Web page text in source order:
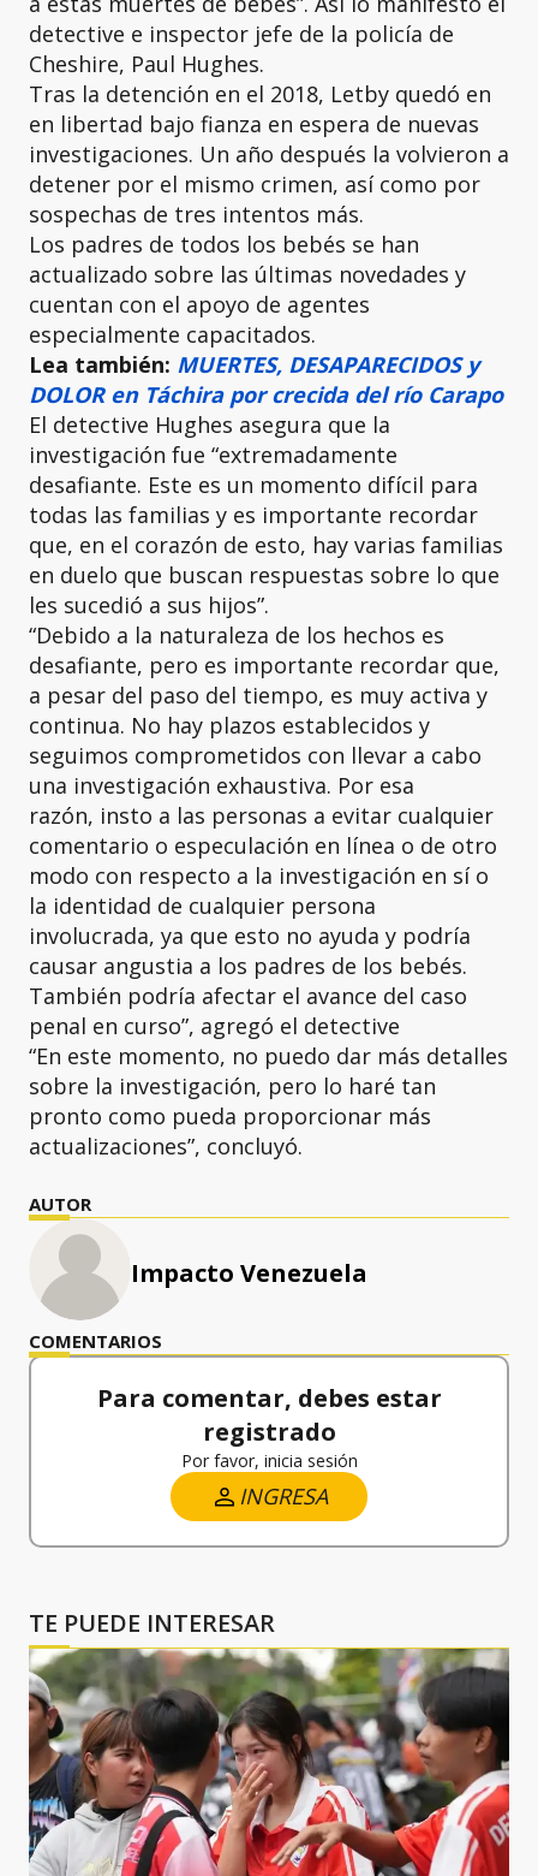
detective e inspector jefe de la policía de
Cheshire, Paul Hughes.
Tras la detención en el 2018, Letby quedó en
en libertad bajo fianza en espera de nuevas
investigaciones. Un año después la volvieron a
detener por el mismo crimen, así como por
sospechas de tres intentos más.
Los padres de todos los bebés se han
actualizado sobre las últimas novedades y
cuentan con el apoyo de agentes
especialmente capacitados.
Lea también: MUERTES, DESAPARECIDOS y
DOLOR en Táchira por crecida del río Carapo
El detective Hughes asegura que la
investigación fue “extremadamente
desafiante. Este es un momento difícil para
todas las familias y es importante recordar
que, en el corazón de esto, hay varias familias
en duelo que buscan respuestas sobre lo que
les sucedió a sus hijos”.
“Debido a la naturaleza de los hechos es
desafiante, pero es importante recordar que,
a pesar del paso del tiempo, es muy activa y
continua. No hay plazos establecidos y
seguimos comprometidos con llevar a cabo
una investigación exhaustiva. Por esa
razón, insto a las personas a evitar cualquier
comentario o especulación en línea o de otro
modo con respecto a la investigación en sí o
la identidad de cualquier persona
involucrada, ya que esto no ayuda y podría
causar angustia a los padres de los bebés.
También podría afectar el avance del caso
penal en curso”, agregó el detective
“En este momento, no puedo dar más detalles
sobre la investigación, pero lo haré tan
pronto como pueda proporcionar más
actualizaciones”, concluyó.
AUTOR
Impacto Venezuela
COMENTARIOS
Para comentar, debes estar
registrado
Por favor, inicia sesión
INGRESA
TE PUEDE INTERESAR